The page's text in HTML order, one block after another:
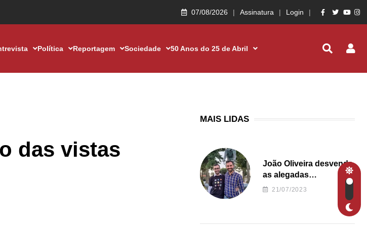
07/08/2026 Assinatura Login
Política Reportagem Sociedade 50 Anos do 25 de Abril
das vistas
MAIS LIDAS
João Oliveira desvenda
as alegadas
irregularidades da
Junta de Freguesia S.
21/07/2023